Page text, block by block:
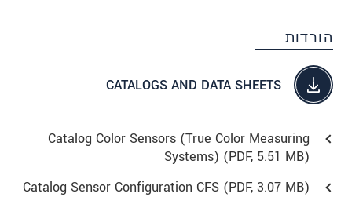
הורדות
CATALOGS AND DATA SHEETS
Catalog Color Sensors (True Color Measuring
Systems) (PDF, 5.51 MB)
Catalog Sensor Configuration CFS (PDF, 3.07 MB)